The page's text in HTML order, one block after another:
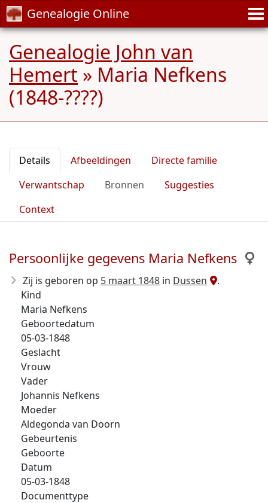
Genealogie Online
Genealogie John van
Hemert » Maria Nefkens
(1848-????)
Details Afbeeldingen
Directe familie
Verwantschap
Bronnen
Suggesties
Context
Persoonlijke gegevens Maria Nefkens
Zij is geboren op 5 maart 1848 in Dussen
.
Kind
Maria Nefkens
Geboortedatum
05-03-1848
Geslacht
Vrouw
Vader
Johannis Nefkens
Moeder
Aldegonda van Doorn
Gebeurtenis
Geboorte
Datum
05-03-1848
Documenttype